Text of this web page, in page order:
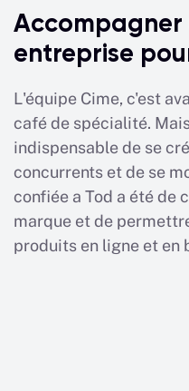
Accompagner
entreprise
L'équipe Cime, c'est
café de spécialité.
indispensable de se
concurrents et de se
confiée a Tod a été de
marque et de
produits en ligne et en